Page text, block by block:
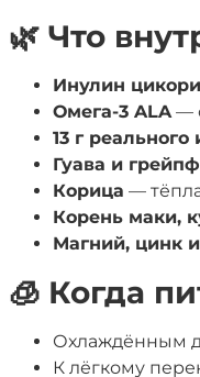
🌿 Что
Инулин
Омега-3 ALA—
13 г
Гуава и
Корица —
Корень маки,
Магний, цинк
🧊 Когда
Охлаждённым
К лёгкому